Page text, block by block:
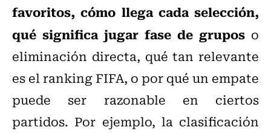
favoritos, cómo llega cada selección,
qué significa jugar fase de grupos o
eliminación directa, qué tan relevante
es el ranking FIFA, o por qué un empate
puede ser razonable en ciertos
partidos. Por ejemplo, la clasificación